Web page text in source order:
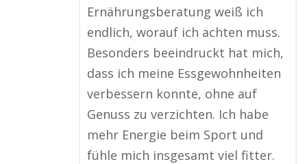
Ernährungsberatung weiß ich
endlich, worauf ich achten muss.
Besonders beeindruckt hat mich,
dass ich meine Essgewohnheiten
verbessern konnte, ohne auf
Genuss zu verzichten. Ich habe
mehr Energie beim Sport und
fühle mich insgesamt viel fitter.